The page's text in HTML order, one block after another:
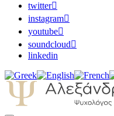
twitter
instagram
youtube
soundcloud
linkedin